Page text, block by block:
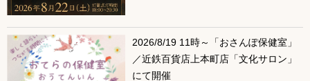
2026/8/19 11時～「おさんぽ保健室」
／近鉄百貨店上本町店「文化サロン」
にて開催